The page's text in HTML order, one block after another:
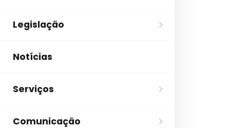
Legislação
Notícias
Serviços
Comunicação